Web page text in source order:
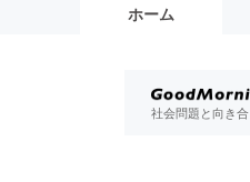
ホーム
社会問題と向き